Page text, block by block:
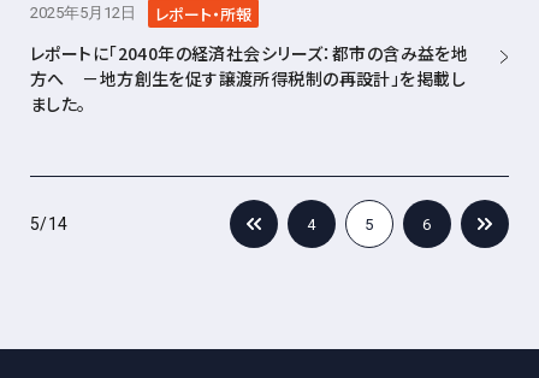
2025年5月12日 レポート・所報
レポートに「2040年の経済社会シリーズ：都市の含み益を地
方へ －地方創生を促す譲渡所得税制の再設計」を掲載し
ました。
5/14 4 5 6